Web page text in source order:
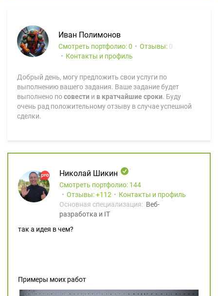
Иван Полимонов
Смотреть портфолио: 0 Отзывы: 0
Контакты и профиль
Добрый день, могу предложить свои услуги по
выполнению вашего задания. Ваше задание будет
выполнено посовести и в кратчайшие сроки. Буду
очень рад положительному отзыву в случае успешной
сделки.
Николай Шикин
Смотреть портфолио: 144
Отзывы:
112
Контакты и профиль
Основная специализация: Веб-
разработка и IT
так а идея в чем?
Примеры моих работ